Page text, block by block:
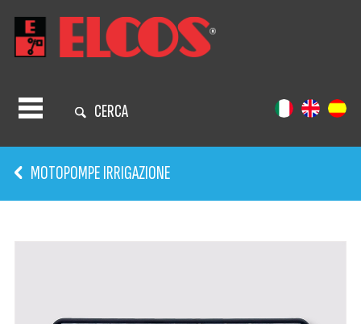
CERCA
MOTOPOMPE IRRIGAZIONE